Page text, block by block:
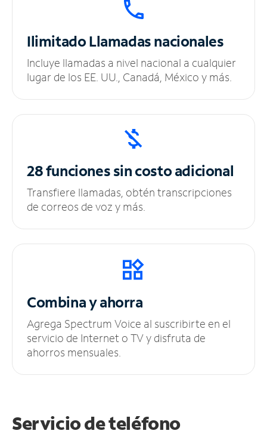
IlimitadoLlamadas nacionales
Incluye llamadas a nivel nacional a cualquier
lugar de los EE. UU., Canadá, México y más.
28 funciones sincosto adicional
Transfiere llamadas, obtén transcripciones
de correos de voz y más.
Combina y ahorra
Agrega Spectrum Voice al suscribirte en el
servicio de Internet o TV y disfruta de
ahorros mensuales.
Servicio de teléfono